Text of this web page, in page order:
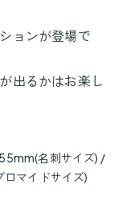
ョンが登場で
出るかはお楽し
名刺サイズ) /
マイドサイズ)